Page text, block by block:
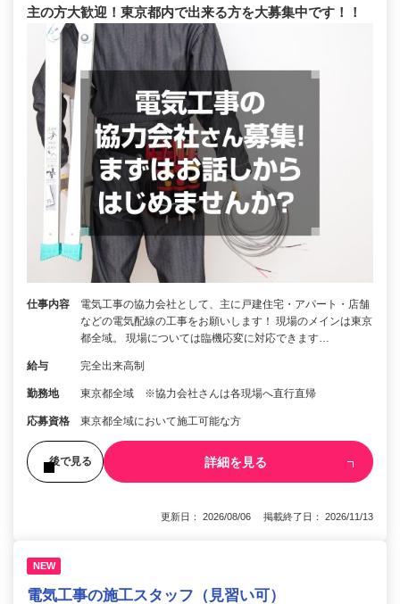
主の方大歓迎！東京都内で出来る方を大募集中です！！
仕事内容
電気工事の協力会社として、主に戸建住宅・アパート・店舗
などの電気配線の工事をお願いします！ 現場のメインは東京
都全域。 現場については臨機応変に対応できます…
給与 完全出来高制
勤務地 東京都全域 ※協力会社さんは各現場へ直行直帰
応募資格 東京都全域において施工可能な方
後で見る 詳細を見る
更新日： 2026/08/06 掲載終了日： 2026/11/13
NEW
電気工事の施工スタッフ（見習い可）